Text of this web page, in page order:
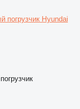
погрузчик Hyundai